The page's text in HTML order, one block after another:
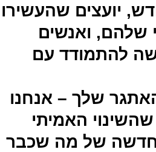
יועצים שהעשירו
שלהם, ואנשים
להתמודד עם
שלך – אנחנו
האמיתי
של מה שכבר